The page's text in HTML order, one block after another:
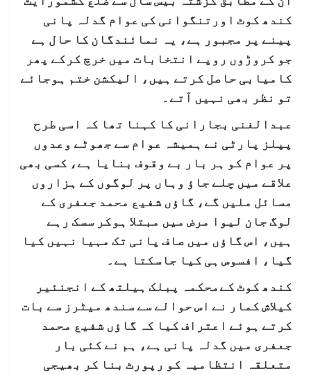
کندھ کوٹ اورتنگوانی کی عوام گدلہ پانی
پینے پر مجبور ہے، یہ نمائندگان کا حال ہے
جو کروڑوں روپے انتخابات میں خرچ کرکے پھر
کامیابی حاصل کرتے ہیں، الیکشن ختم ہوجائے
تو نظر بھی نہیں آتے۔
عبدالغنی بجارانی کا کہنا تھا کہ اسی طرح
پپلز پارٹی نے ہمیشہ عوام سے جھوٹے وعدوں
پر عوام کو ہر بار بے وقوف بنایا ہے، کسی بھی
علاقے میں چلے جاؤ وہاں پر لوگوں کے ہزاروں
مسائل ملیں گے، گاؤں شفیع محمد جعفری کے
لوگ جان لیوا مرض میں مبتلا ہوکر سسک رہے
ہیں، اس گاؤں میں صاف پانی تک مہیا نہیں کیا
گیا، افسوس ہی کیا جاسکتا ہے۔
کندھ کوٹ کےمحکمہ پبلک ہیلتھ کے انجنئیر
کیلاش کمار نے اس حوالے سے سندھ میٹرز سے بات
کرتے ہوئے اعتراف کیا کہ گاؤں شفیع محمد
جعفری میں گدلہ پانی ہے، ہم نے کئی بار
متعلقہ انتظامیہ کو رپورٹ بنا کر بھیجی